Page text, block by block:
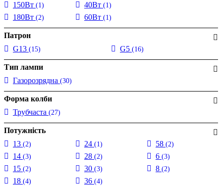
150Вт (1)
180Вт (2)
40Вт (1)
60Вт (1)
Патрон
G13 (15) G5 (16)
Тип лампи
Газорозрядна (30)
Форма колби
Трубчаста (27)
Потужність
13 (2)
14 (3)
15 (2)
18 (4)
24 (1)
28 (2)
30 (3)
36 (4)
58 (2)
6 (3)
8 (2)